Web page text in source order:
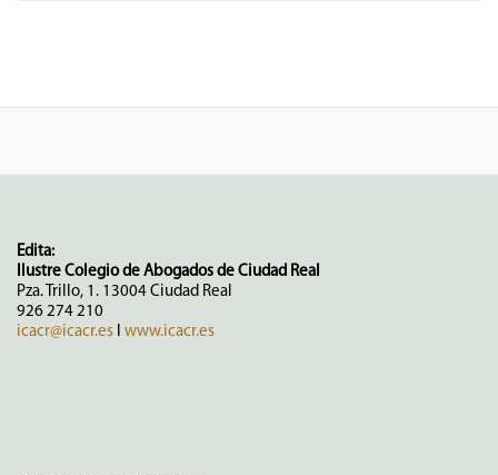
Edita:
Ilustre Colegio de Abogados de Ciudad Real
Pza. Trillo, 1. 13004 Ciudad Real
926 274 210
icacr@icacr.es
www.icacr.es